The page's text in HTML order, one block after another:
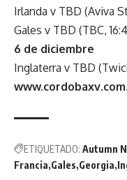
Irlanda v TBD (Aviva
Gales v TBD (TBC,
6 de diciembre
Inglaterra v TBD
ETIQUETADO: Autumn
Francia Gales Georgia